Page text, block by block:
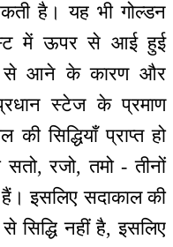
है। यह भी गोल्डन
में ऊपर से आई हुई
से आने के कारण और
स्टेज के प्रमाण
सिद्धियाँ प्राप्त हो
रजो, तमो - तीनों
इसलिए सदाकाल की
से सिद्धि नहीं है, इसलिए